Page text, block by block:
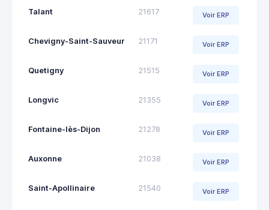
Talant 21617 Voir ERP
Chevigny-Saint-Sauveur 21171 Voir ERP
Quetigny 21515 Voir ERP
Longvic 21355 Voir ERP
Fontaine-lès-Dijon 21278 Voir ERP
Auxonne 21038 Voir ERP
Saint-Apollinaire 21540 Voir ERP